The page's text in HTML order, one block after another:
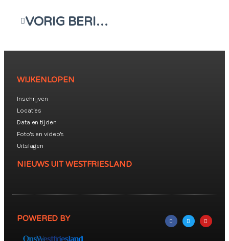
VORIG BERICHT
WIJKENLOPEN
Inschrijven
Locaties
Data en tijden
Foto's en video's
Uitslagen
NIEUWS UIT WESTFRIESLAND
POWERED BY